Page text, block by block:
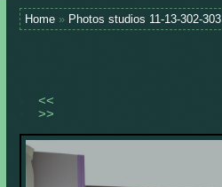
Home » Photos studios 11-13-302-303
<<
>>